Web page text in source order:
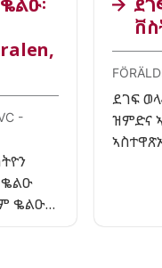
-
ቈልዑ
ቈልዑ
ደገፍ
ዝምድና